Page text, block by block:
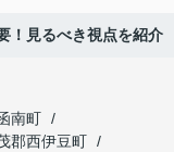
！見るべき視点を紹介
南町
郡西伊豆町